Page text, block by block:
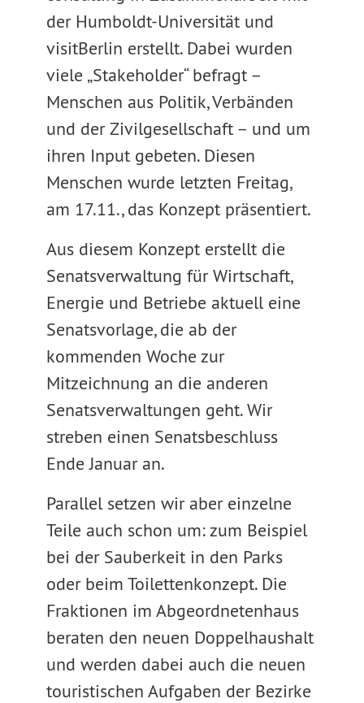
der Humboldt-Universität und
visitBerlin erstellt. Dabei wurden
viele „Stakeholder“ befragt –
Menschen aus Politik, Verbänden
und der Zivilgesellschaft – und um
ihren Input gebeten. Diesen
Menschen wurde letzten Freitag,
am 17.11., das Konzept präsentiert.
Aus diesem Konzept erstellt die
Senatsverwaltung für Wirtschaft,
Energie und Betriebe aktuell eine
Senatsvorlage, die ab der
kommenden Woche zur
Mitzeichnung an die anderen
Senatsverwaltungen geht. Wir
streben einen Senatsbeschluss
Ende Januar an.
Parallel setzen wir aber einzelne
Teile auch schon um: zum Beispiel
bei der Sauberkeit in den Parks
oder beim Toilettenkonzept. Die
Fraktionen im Abgeordnetenhaus
beraten den neuen Doppelhaushalt
und werden dabei auch die neuen
touristischen Aufgaben der Bezirke